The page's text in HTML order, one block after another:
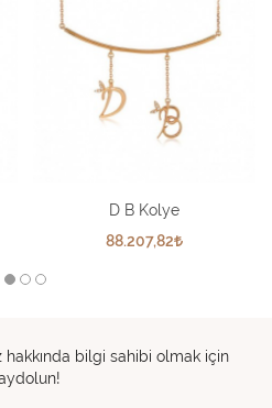
D B Kolye
88.207,82
hakkında bilgi sahibi olmak için